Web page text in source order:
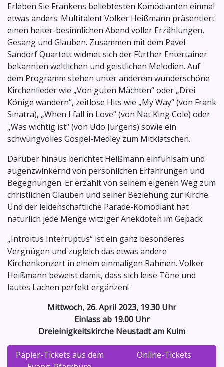
Erleben Sie Frankens beliebtesten Komödianten einmal
etwas anders: Multitalent Volker Heißmann präsentiert
einen heiter-besinnlichen Abend voller Erzählungen,
Gesang und Glauben. Zusammen mit dem Pavel
Sandorf Quartett widmet sich der Fürther Entertainer
bekannten weltlichen und geistlichen Melodien. Auf
dem Programm stehen unter anderem wunderschöne
Kirchenlieder wie „Von guten Mächten“ oder „Drei
Könige wandern“, zeitlose Hits wie „My Way“ (von Frank
Sinatra), „When I fall in Love“ (von Nat King Cole) oder
„Was wichtig ist“ (von Udo Jürgens) sowie ein
schwungvolles Gospel-Medley zum Mitklatschen.
Darüber hinaus berichtet Heißmann einfühlsam und
augenzwinkernd von persönlichen Erfahrungen und
Begegnungen. Er erzählt von seinem eigenen Weg zum
christlichen Glauben und seiner Beziehung zur Kirche.
Und der leidenschaftliche Parade-Komödiant hat
natürlich jede Menge witziger Anekdoten im Gepäck.
„Introitus Interruptus“ ist ein ganz besonderes
Vergnügen und zugleich das etwas andere
Kirchenkonzert in einem einmaligen Rahmen. Volker
Heißmann beweist damit, dass sich leise Töne und
lautes Lachen perfekt ergänzen!
Mittwoch, 26. April 2023, 19.30 Uhr
Einlass ab 19.00 Uhr
Dreieinigkeitskirche Neustadt am Kulm
Papier-Tickets aus dem
Online-Tickets